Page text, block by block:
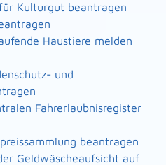
Kulturgut beantragen
Haustiere melden
und
Fahrerlaubnisregister
beantragen
Geldwäscheaufsicht auf